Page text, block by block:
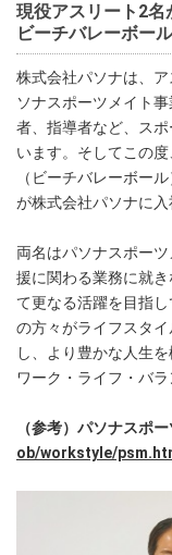
現役アスリート2
ビーチバレーボー
株式会社パソナは、
ソナスポーツメイト
者、指導者など、ス
います。そしてこの
（ビーチバレーボー
が株式会社パソナに入
両名はパソナスポー
援に関わる業務に就
て更なる活躍を目指
の方々がライフスタ
し、より豊かな人生
ワーク・ライフ・バラ
（参考）パソナスポ
ob/workstyle/